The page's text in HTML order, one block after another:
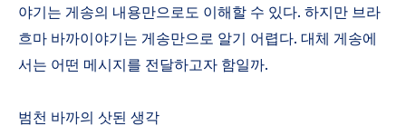
야기는 게송의 내용만으로도 이해할 수 있다. 하지만 브라
흐마 바까이야기는 게송만으로 알기 어렵다. 대체 게송에
서는 어떤 메시지를 전달하고자 함일까.
범천 바까의 삿된 생각